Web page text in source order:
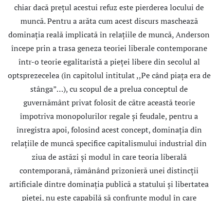
chiar dacă preţul acestui refuz este pierderea locului de
muncă. Pentru a arăta cum acest discurs maschează
dominaţia reală implicată în relaţiile de muncă, Anderson
începe prin a trasa geneza teoriei liberale contemporane
într-o teorie egalitaristă a pieţei libere din secolul al
optsprezecelea (în capitolul intitulat ,,Pe când piaţa era de
stânga”…), cu scopul de a prelua conceptul de
guvernământ privat folosit de către această teorie
împotriva monopolurilor regale şi feudale, pentru a
înregistra apoi, folosind acest concept, dominaţia din
relaţiile de muncă specifice capitalismului industrial din
ziua de astăzi şi modul în care teoria liberală
contemporană, rămânând prizonieră unei distincţii
artificiale dintre dominaţia publică a statului şi libertatea
pieţei, nu este capabilă să confrunte modul în care